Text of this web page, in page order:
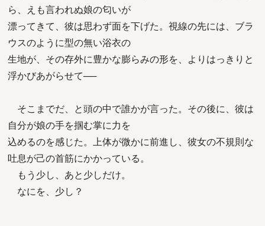
ら、えも言われぬ娘の匂いが
漂ってきて、彼は思わず面を下げた。視線の先には、ブラ
ウスのように型の無い浴衣の
生地が、その存外に豊かな膨らみの形を、よりはっきりと
浮かびあがらせて──
そこまでだ、と頭の中で誰かが言った。その後に、彼は
自分が娘の手を掴む掌に力を
込めるのを感じた。上体が微かに前進し、彼女の不規則な
吐息が己の首筋にかかっている。
もう少し、あと少しだけ。
なにを、少し？